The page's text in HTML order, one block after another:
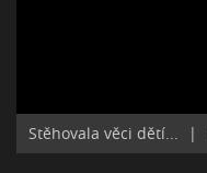
Stěhovala věci dětí... |